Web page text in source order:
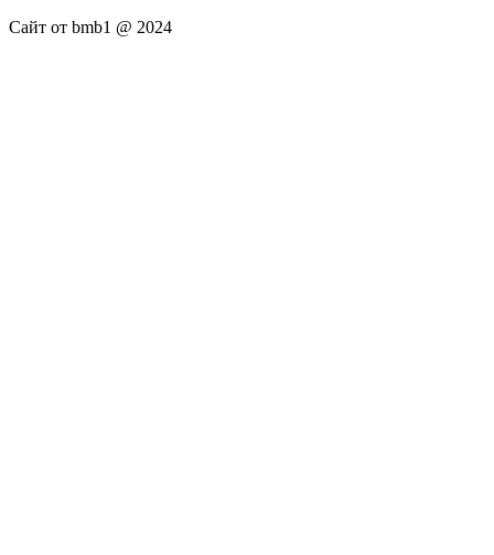
Сайт от bmb1 @ 2024